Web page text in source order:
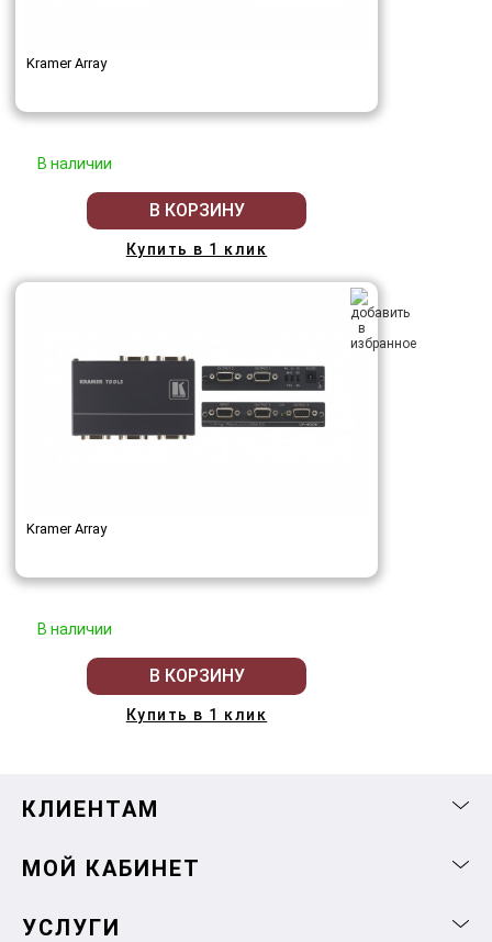
Kramer Array
В наличии
В КОРЗИНУ
Купить в 1 клик
Kramer Array
В наличии
В КОРЗИНУ
Купить в 1 клик
КЛИЕНТАМ
МОЙ КАБИНЕТ
УСЛУГИ